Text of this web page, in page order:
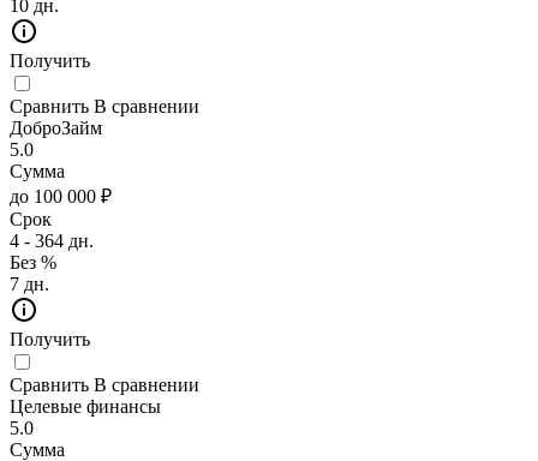
10 дн.
Получить
Сравнить В сравнении
ДоброЗайм
5.0
Сумма
до 100 000 ₽
Срок
4 - 364 дн.
Без %
7 дн.
Получить
Сравнить В сравнении
Целевые финансы
5.0
Сумма